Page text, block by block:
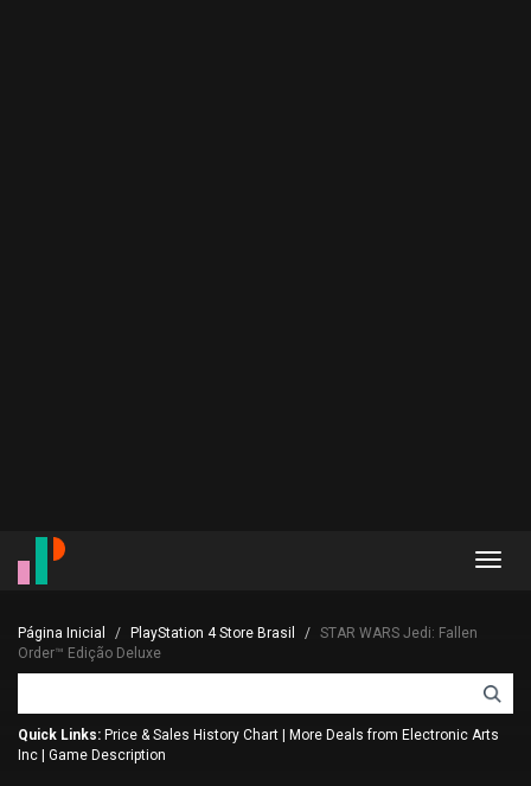
Página Inicial PlayStation 4 Store Brasil
STAR WARS Jedi: Fallen
Order™ Edição Deluxe
Quick Links: Price & Sales History Chart
More Deals from Electronic Arts
Inc
Game Description